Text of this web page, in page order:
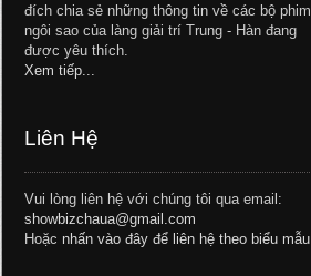
đích chia sẻ những thông tin về các bộ phim,
ngôi sao của làng giải trí Trung - Hàn đang
được yêu thích.
Xem tiếp...
Liên Hệ
Vui lòng liên hệ với chúng tôi qua email:
showbizchaua@gmail.com
Hoặc nhấn vào đây để liên hệ theo biểu mẫu